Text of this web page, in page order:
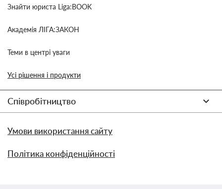
Знайти юриста Liga:BOOK
Академія ЛІГА:ЗАКОН
Теми в центрі уваги
Усі рішення і продукти
Співробітництво
Умови використання сайту
Політика конфіденційності